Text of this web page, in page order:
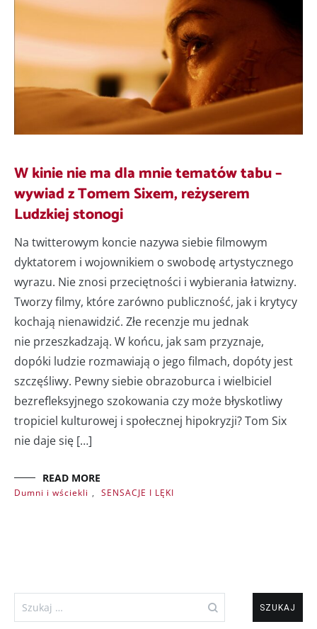
W kinie nie ma dla mnie tematów tabu –
wywiad z Tomem Sixem, reżyserem
Ludzkiej stonogi
Na twitterowym koncie nazywa siebie filmowym
dyktatorem i wojownikiem o swobodę artystycznego
wyrazu. Nie znosi przeciętności i wybierania łatwizny.
Tworzy filmy, które zarówno publiczność, jak i krytycy
kochają nienawidzić. Złe recenzje mu jednak
nie przeszkadzają. W końcu, jak sam przyznaje,
dopóki ludzie rozmawiają o jego filmach, dopóty jest
szczęśliwy. Pewny siebie obrazoburca i wielbiciel
bezrefleksyjnego szokowania czy może błyskotliwy
tropiciel kulturowej i społecznej hipokryzji? Tom Six
nie daje się […]
READ MORE
Dumni i wściekli , SENSACJE I LĘKI
Szukaj: